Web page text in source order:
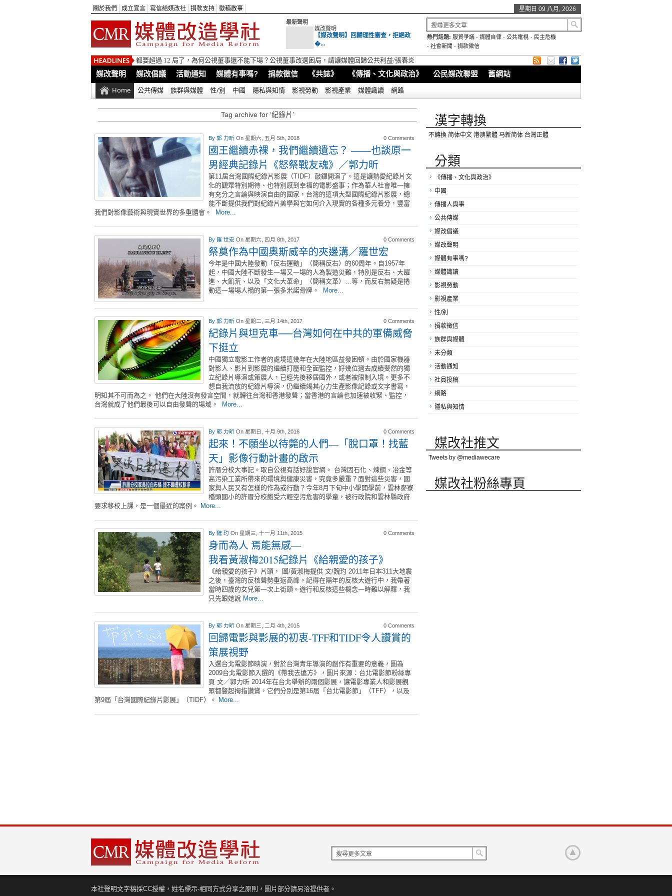
關於我們 成立宣言 寫信給媒改社 捐款支持 徵稿啟事 星期日 09 八月, 2026
最新聲明
媒改聲明
【媒改聲明】回歸理性審查，拒絕政
�...
熱門話題: 服貿爭議 -媒體自律 -公共電視 - 民主危機
- 社會新聞 - 捐款徵信
都要超過 12 局了，為何公視董事還不能下場？公視董事改選困局，請讓媒體回歸公共利益/張春炎
媒改聲明 媒改倡議 活動通知 媒體有事嗎? 捐款徵信 《共誌》 《傳播、文化與政治》 公民媒改聯盟 舊網站
Home 公共傳媒 族群與媒體 性/別 中國 隱私與知情 影視勞動 影視產業 媒體識讀 網路
Tag archive for ‘紀錄片’
By 郭 力昕 On 星期六, 五月 5th, 2018 0 Comments
國王繼續赤裸，我們繼續遺忘？ ――也談原一
男經典記錄片《怒祭戰友魂》／郭力昕
第11屆台灣國際紀錄片影展（TIDF）敲鑼開演了。這是讓熱愛紀錄片文
化的觀眾特別期待、也特別感到幸福的電影盛事；作為華人社會唯一擁
有充分之言論與映演自由的國家，台灣的這項大型國際紀錄片影展，總
能不斷提供我們對紀錄片美學與它如何介入現實的各種多元養分，豐富
我們對影像藝術與現實世界的多重體會。
More...
By 羅 世宏 On 星期六, 四月 8th, 2017 0 Comments
祭奠作為中國奧斯威辛的夾邊溝／羅世宏
今年是中國大陸發動「反右運動」（簡稱反右）的60周年。自1957年
起，中國大陸不斷發生一場又一場的人為製造災難，特別是反右、大躍
進、大飢荒、以及「文化大革命」（簡稱文革）…等，而反右無疑是捲
動這一場場人禍的第一張多米諾骨牌。
More...
By 郭 力昕 On 星期二, 三月 14th, 2017 0 Comments
紀錄片與坦克車──台灣如何在中共的軍備威脅
下挺立
中國獨立電影工作者的處境這幾年在大陸地區益發困頓。由於國家機器
對影人、影片到影展的繼續打壓和全面監控，好幾位過去成績斐然的獨
立紀錄片導演或策展人，已經先後移居國外，或者被限制入境。更多不
想自我流放的紀錄片導演，仍繼續竭其心力生產影像記錄或文字書寫，
明知其不可而為之。 他們在大陸沒有發言空間，就轉往台灣和香港發聲；當香港的言論也加速被收緊、監控，
台灣就成了他們最後可以自由發聲的場域。
More...
By 郭 力昕 On 星期日, 十月 9th, 2016 0 Comments
起來！不願坐以待斃的人們—「脫口罩！找藍
天」影像行動計畫的啟示
許厝分校大事記。取自公視有話好說官網。 台灣因石化、煉鋼、冶金等
高污染工業所帶來的環境與健康災害，究竟多嚴重？面對這些災害，國
家與人民又有怎樣的作為或行動？今年8月下旬中小學開學前，雲林麥寮
橋頭國小的許厝分校飽受六輕空污危害的學童，被行政院和雲林縣政府
要求移校上課，是一個最近的案例。
More...
By 魏 玓 On 星期三, 十一月 11th, 2015 0 Comments
身而為人 焉能無感—
我看黃淑梅2015紀錄片《給親愛的孩子》
《給親愛的孩子》片頭， 圖/黃淑梅提供 文/魏玓 2011年日本311大地震
之後，臺灣的反核聲勢重返高峰。記得在隔年的反核大遊行中，我帶著
當時四歲的女兒第一次上街頭。遊行和反核這些概念一時難以解釋，我
只先跟她說 More...
By 郭 力昕 On 星期三, 二月 4th, 2015 0 Comments
回歸電影與影展的初衷-TFF和TIDF令人讚賞的
策展視野
入選台北電影節映演，對於台灣青年導演的創作有重要的意義，圖為
2009台北電影節入選的《帶我去遠方》，圖片來源：台北電影節粉絲專
頁 文／郭力昕 2014年在台北舉辦的兩個影展，讓電影專業人和影展觀
眾都豎起拇指讚賞，它們分別是第16屆「台北電影節」（TFF），以及
第9屆「台灣國際紀錄片影展」（TIDF）。
More...
漢字轉換
不轉換 简体中文 港澳繁體 马新简体 台灣正體
分類
《傳播、文化與政治》
中國
傳播人與事
公共傳媒
媒改倡議
媒改聲明
媒體有事嗎?
媒體識讀
影視勞動
影視產業
性/別
捐款徵信
族群與媒體
未分類
活動通知
社員投稿
網路
隱私與知情
媒改社推文
Tweets by @mediawecare
媒改社粉絲專頁
本社聲明文字稿採CC授權，姓名標示-相同方式分享之原則，圖片部分請另洽提供者。